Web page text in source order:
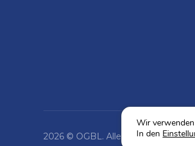
2026 © OGBL. Alle Rechte
Wir
In den